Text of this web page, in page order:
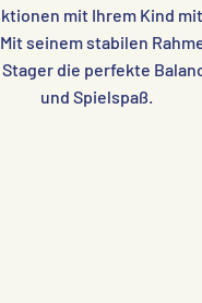
mit Ihrem Kind
seinem stabilen
Stager die perfekte
und Spielspaß.